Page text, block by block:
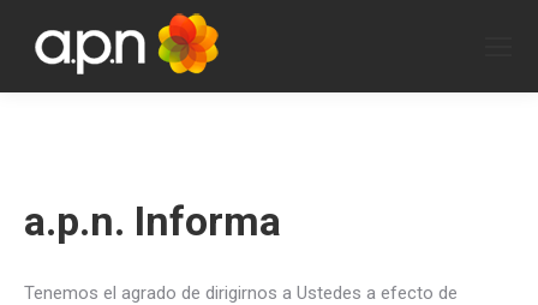
a.p.n. Informa
Tenemos el agrado de dirigirnos a Ustedes a efecto de